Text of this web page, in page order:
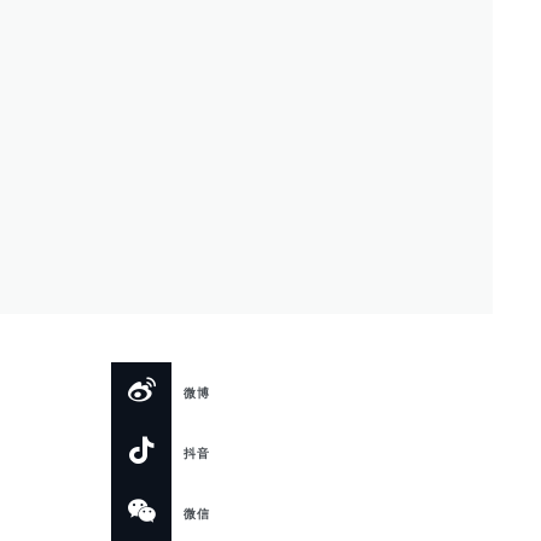
微博
抖音
微信